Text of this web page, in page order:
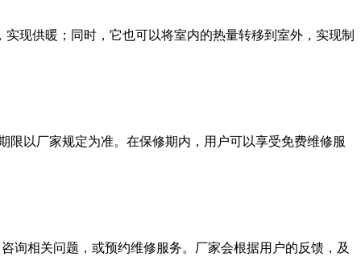
现供暖；同时，它也可以将室内的热量转移到室外，实现制
以厂家规定为准。在保修期内，用户可以享受免费维修服
询相关问题，或预约维修服务。厂家会根据用户的反馈，及